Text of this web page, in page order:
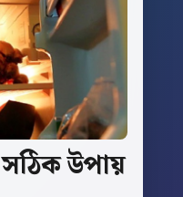
সঠিকউপায়